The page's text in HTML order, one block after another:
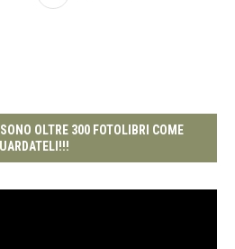
OLTRE 300 FOTOLIBRI COME